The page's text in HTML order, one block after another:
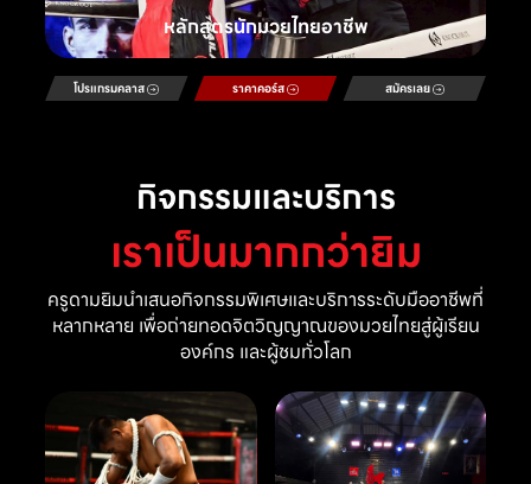
หลักสูตรนักมวยไทยอาชีพ
โปรแกรมคลาส ราคาคอร์ส สมัครเลย
กิจกรรมและบริการ
เราเป็นมากกว่ายิม
ครูดามยิมนำเสนอกิจกรรมพิเศษและบริการระดับมืออาชีพที่
หลากหลาย เพื่อถ่ายทอดจิตวิญญาณของมวยไทยสู่ผู้เรียน
องค์กร และผู้ชมทั่วโลก